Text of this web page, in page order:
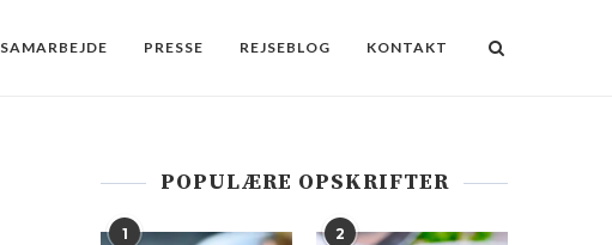
SAMARBEJDE PRESSE REJSEBLOG KONTAKT
POPULÆRE OPSKRIFTER
1 2